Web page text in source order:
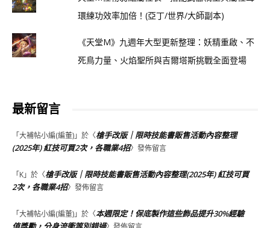
環練功效率加倍！(亞丁/世界/大師副本)
《天堂M》九週年大型更新整理：妖精重啟、不
死鳥力量、火焰聖所與吉爾塔斯挑戰全面登場
最新留言
「大補帖小編(編董)」於〈槍手改版｜限時技能書販售活動內容整理
(2025年) 紅技可買2次，各職業4招〉發佈留言
「K」於〈槍手改版｜限時技能書販售活動內容整理(2025年) 紅技可買
2次，各職業4招〉發佈留言
「大補帖小編(編董)」於〈本週限定！保底製作這些飾品提升30%經驗